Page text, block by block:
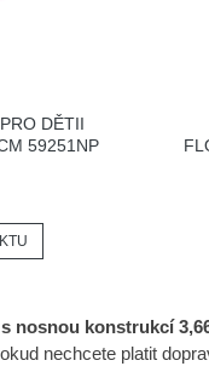
DĚTII
59251NP
nosnou konstrukcí
nechcete platit